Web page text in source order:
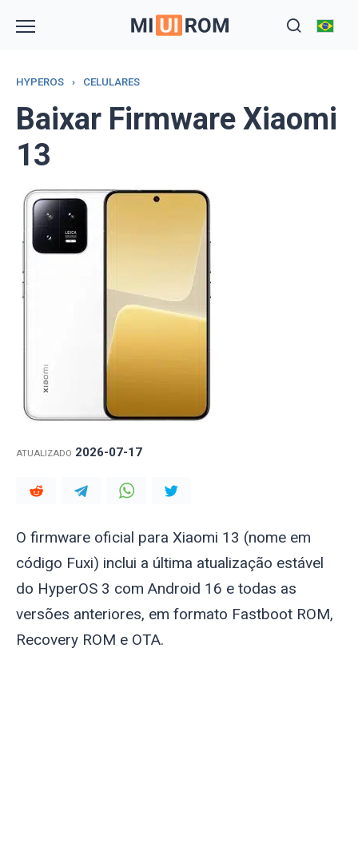
HYPEROS › CELULARES
Baixar Firmware Xiaomi
13
ATUALIZADO 2026-07-17
O firmware oficial para Xiaomi 13 (nome em
código Fuxi) inclui a última atualização estável
do HyperOS 3 com Android 16 e todas as
versões anteriores, em formato Fastboot ROM,
Recovery ROM e OTA.